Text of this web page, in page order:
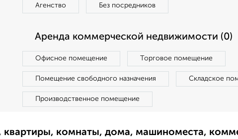
Агенство Без посредников
Аренда коммерческой недвижимости (0)
Офисное помещение Торговое помещение
Помещение свободного назначения Складское
Производственное помещение
комнаты, дома, машиноместа,